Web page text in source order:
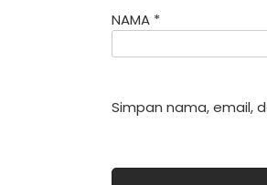
NAMA *
Simpan nama, email,